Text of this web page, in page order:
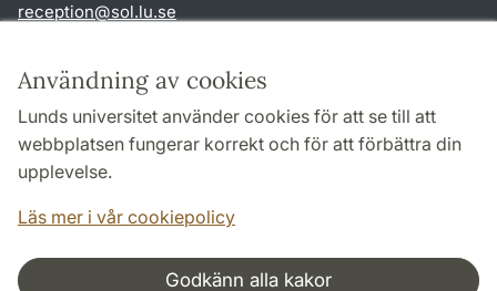
Användning av cookies
Lunds universitet använder cookies för att se till att
webbplatsen fungerar korrekt och för att förbättra din
upplevelse.
Läs mer i vår cookiepolicy
Godkänn alla kakor
reception@sol.lu.se
Genvägar
Om webbplatsen och cookies
Behandling av personuppgifter
Tillgänglighetsredogörelse